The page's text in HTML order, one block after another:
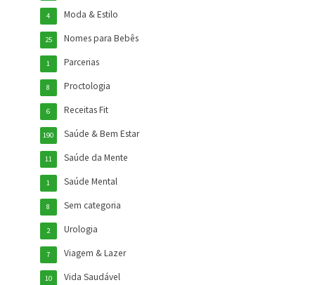
Moda & Estilo
4
Nomes para Bebês
25
Parcerias
1
Proctologia
8
Receitas Fit
6
Saúde & Bem Estar
190
Saúde da Mente
11
Saúde Mental
1
Sem categoria
8
Urologia
2
Viagem & Lazer
7
Vida Saudável
10